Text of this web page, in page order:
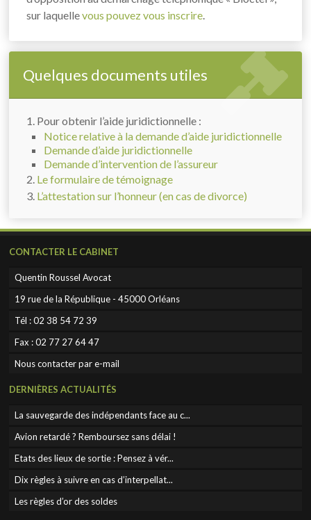
sur laquellevous pouvez vous inscrire.
Quelques documents utiles
1. Pour obtenir l’aide juridictionnelle :
Notice relative à la demande d’aide juridictionnelle
Demande d’aide juridictionnelle
Demande d’intervention de l’assureur
2. Le formulaire de témoignage
3. L’attestation sur l’honneur (en cas de divorce)
CONTACTER LE CABINET
Quentin Roussel Avocat
19 rue de la République - 45000 Orléans
Tél :02 38 54 72 39
Fax :02 77 27 64 47
Nous contacter par e-mail
DERNIÈRES ACTUALITÉS
La sauvegarde des indépendants face au c...
Avion retardé ? Remboursez sans délai !
Etats des lieux de sortie : Pensez à vér...
Dix règles à suivre en cas d’interpellat...
Les règles d’or des soldes